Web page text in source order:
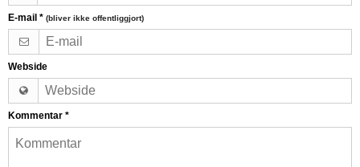
E-mail * (bliver ikke offentliggjort)
Webside
Kommentar *